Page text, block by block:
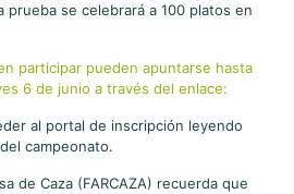
prueba se celebrará a 100 platos en
participar pueden apuntarse hasta
6 de junio a través del enlace:
al portal de inscripción leyendo
campeonato.
de Caza (FARCAZA) recuerda que